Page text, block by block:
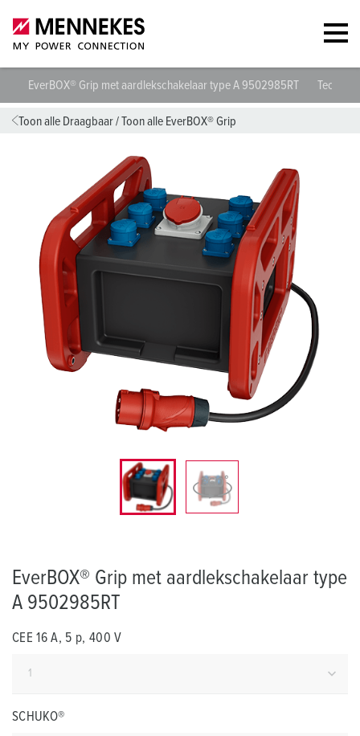
EverBOX® Grip met aardlekschakelaar type A 9502985RT
Toon alle Draagbaar/Toon alle EverBOX® Grip
EverBOX® Grip met aardlekschakelaar type
A 9502985RT
CEE 16 A, 5 p, 400 V
SCHUKO®